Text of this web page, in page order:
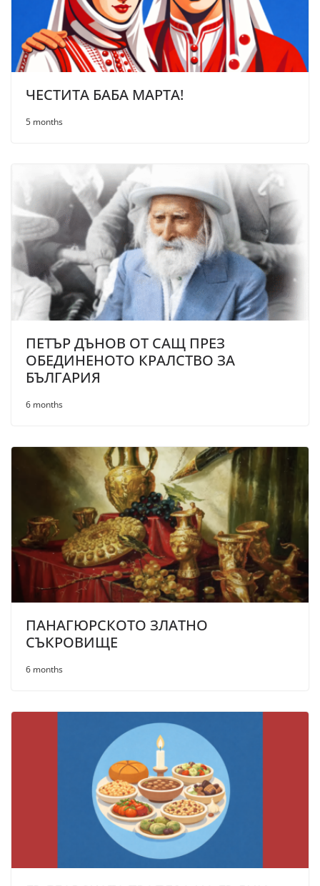
ЧЕСТИТА БАБА МАРТА!
5 months
ПЕТЪР ДЪНОВ ОТ САЩ ПРЕЗ
ОБЕДИНЕНОТО КРАЛСТВО ЗА
БЪЛГАРИЯ
6 months
ПАНАГЮРСКОТО ЗЛАТНО
СЪКРОВИЩЕ
6 months